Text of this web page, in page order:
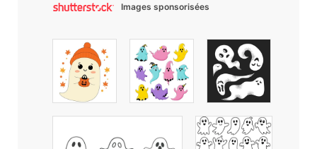
Images sponsorisées